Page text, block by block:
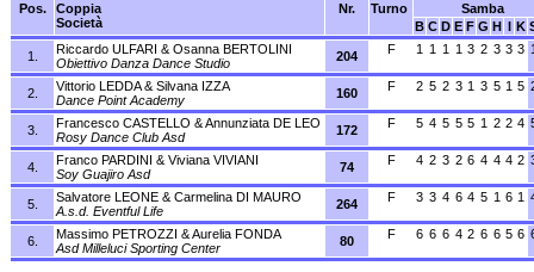
Pos.
Coppia
Società
Nr. Turno
Samba
B C D E F G H K
1.
Riccardo ULFARI & Osanna BERTOLINI
Obiettivo Danza Dance Studio
204 F 1 1 1 1 3 2 3 3 3
2.
Vittorio LEDDA & Silvana IZZA
Dance Point Academy
160 F 2 5 2 3 1 3 5 1 5
3.
Francesco CASTELLO & Annunziata DE LEO
Rosy Dance Club Asd
172 F 5 4 5 5 5 1 2 2 4
4.
Franco PARDINI & Viviana VIVIANI
Soy Guajiro Asd
74 F 4 2 3 2 6 4 4 4 2
5.
Salvatore LEONE & Carmelina DI MAURO
A.s.d. Eventful Life
264 F 3 3 4 6 4 5 1 6 1
6.
Massimo PETROZZI & Aurelia FONDA
Asd Milleluci Sporting Center
80 F 6 6 6 4 2 6 6 5 6